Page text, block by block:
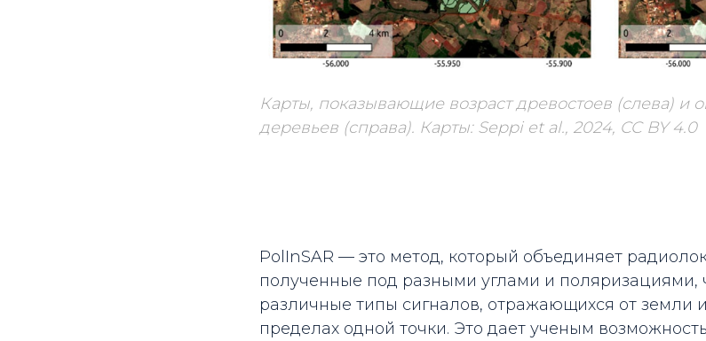
Карты, показывающие возраст древостоев (слева) и
деревьев (справа). Карты: Seppi et al., 2024, CC BY 4.0
PolInSAR — это метод, который объединяет
полученные под разными углами и поляризациями,
различные типы сигналов, отражающихся от земли
пределах одной точки. Это дает ученым